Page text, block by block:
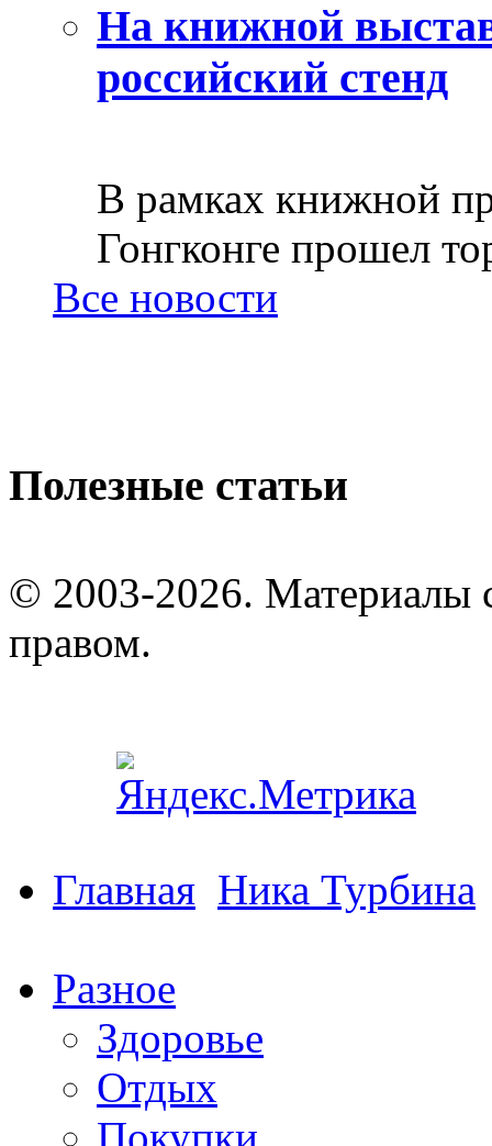
На книжной
российский стенд
В рамках книжной
Гонгконге прошел
Все новости
Полезные статьи
© 2003-2026. Материалы
правом.
Главная Ника Турбина
Разное
Здоровье
Отдых